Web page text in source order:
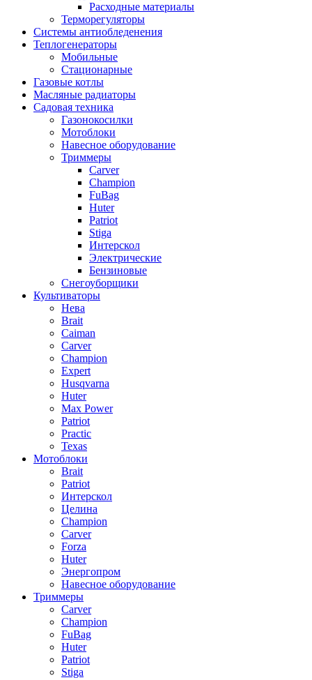
Расходные материалы
Терморегуляторы
Системы антиобледенения
Теплогенераторы
Мобильные
Стационарные
Газовые котлы
Масляные радиаторы
Садовая техника
Газонокосилки
Мотоблоки
Навесное оборудование
Триммеры
Carver
Champion
FuBag
Huter
Patriot
Stiga
Интерскол
Электрические
Бензиновые
Снегоуборщики
Культиваторы
Нева
Brait
Caiman
Carver
Champion
Expert
Husqvarna
Huter
Max Power
Patriot
Practic
Texas
Мотоблоки
Brait
Patriot
Интерскол
Целина
Champion
Carver
Forza
Huter
Энергопром
Навесное оборудование
Триммеры
Carver
Champion
FuBag
Huter
Patriot
Stiga